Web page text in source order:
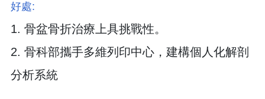
好處:
1. 骨盆骨折治療上具挑戰性。
2. 骨科部攜手多維列印中心，建構個人化解剖
分析系統